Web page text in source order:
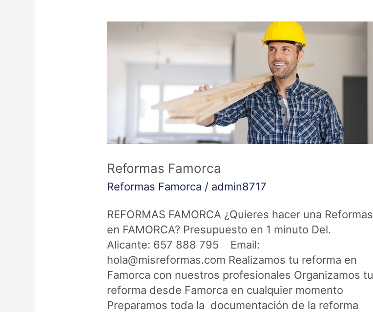
Reformas Famorca
Reformas Famorca / admin8717
REFORMAS FAMORCA ¿Quieres hacer una Reformas
en FAMORCA? Presupuesto en 1 minuto Del.
Alicante: 657 888 795 Email:
hola@misreformas.com Realizamos tu reforma en
Famorca con nuestros profesionales Organizamos tu
reforma desde Famorca en cualquier momento
Preparamos toda la documentación de la reforma
Reformas
Famorca